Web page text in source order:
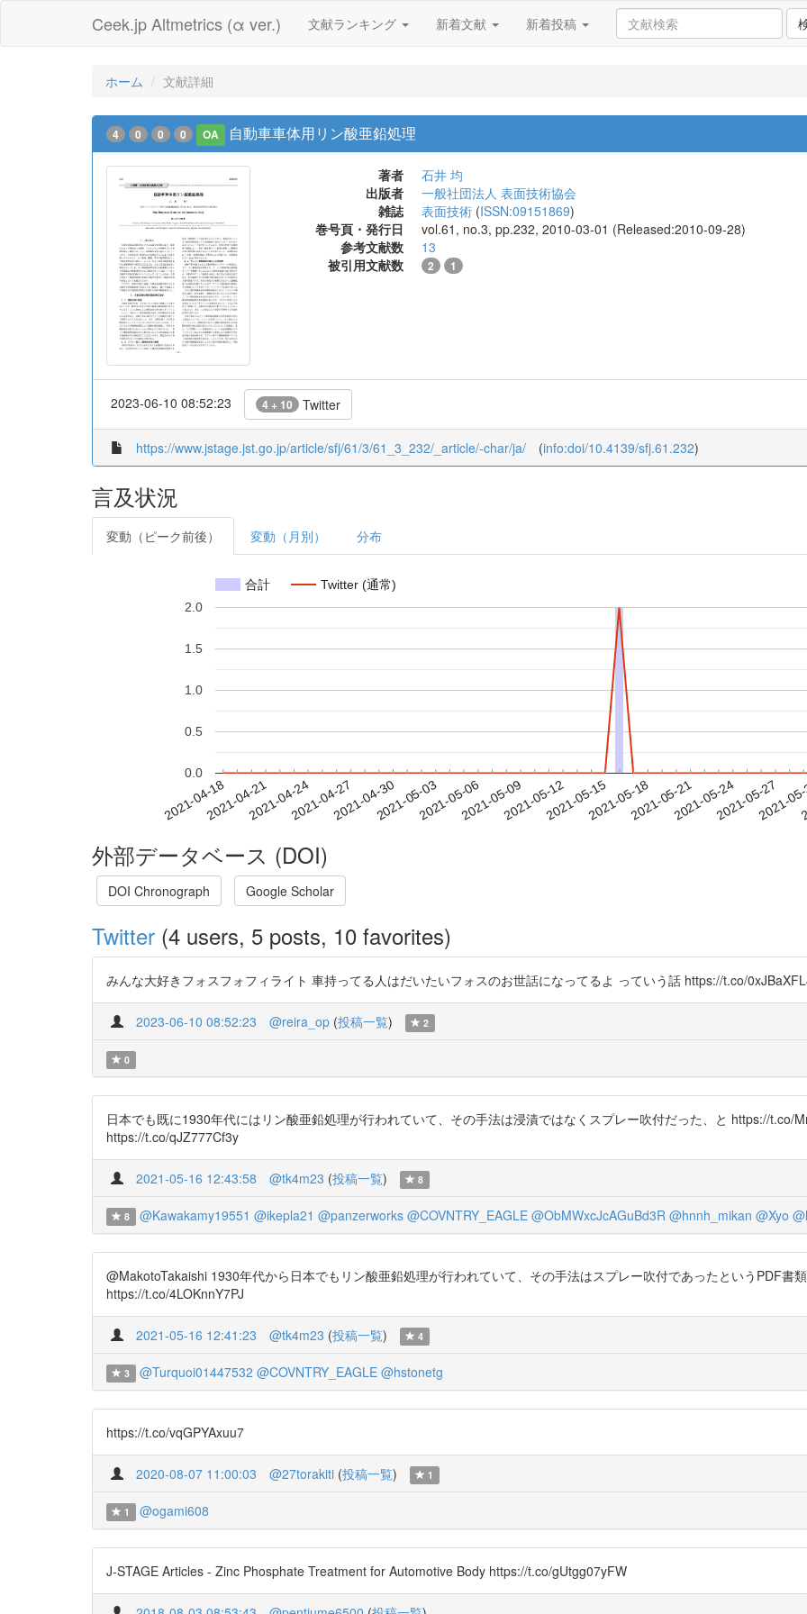
Ceek.jp Altmetrics (α ver.) 文献ランキング 新着文献 新着投稿
ホーム 文献詳細
4 0 0 0 OA 自動車車体用リン酸亜鉛処理
著者
石井 均
出版者
一般社団法人 表面技術協会
雑誌
表面技術 (ISSN:09151869)
巻号頁・発行日
vol.61, no.3, pp.232, 2010-03-01 (Released:2010-09-28)
参考文献数
13
被引用文献数
2 1
2023-06-10 08:52:23 4 + 10 Twitter
https://www.jstage.jst.go.jp/article/sfj/61/3/61_3_232/_article/-char/ja/ (info:doi/10.4139/sfj.61.232)
言及状況
変動（ピーク前後） 変動（月別） 分布
合計 Twitter (通常)
2021-04-182021-04-212021-04-242021-04-272021-04-302021-05-032021-05-062021-05-092021-05-122021-05-152021-05-182021-05-212021-05-242021-05-27
2021-
0.0
0.5
1.0
1.5
2.0
外部データベース (DOI)
DOI Chronograph Google Scholar
Twitter (4 users, 5 posts, 10 favorites)
みんな大好きフォスフォフィライト 車持ってる人はだいたいフォスのお世話になってるよ っていう話 https://t.co/
2023-06-10 08:52:23 @reira_op (投稿一覧) 2
0
日本でも既に1930年代にはリン酸亜鉛処理が行われていて、その手法は浸漬ではなくスプレー吹付だった、と https://t.co/
https://t.co/qJZ777Cf3y
2021-05-16 12:43:58 @tk4m23 (投稿一覧) 8
8 @Kawakamy19551 @ikepla21 @panzerworks @COVNTRY_EAGLE @ObMWxcJcAGuBd3R @hnnh_mikan @Xyo
@MakotoTakaishi 1930年代から日本でもリン酸亜鉛処理が行われていて、その手法はスプレー吹付であったというPDF書
https://t.co/4LOKnnY7PJ
2021-05-16 12:41:23 @tk4m23 (投稿一覧) 4
3 @Turquoi01447532 @COVNTRY_EAGLE @hstonetg
https://t.co/vqGPYAxuu7
2020-08-07 11:00:03 @27torakiti (投稿一覧) 1
1 @ogami608
J-STAGE Articles - Zinc Phosphate Treatment for Automotive Body https://t.co/gUtgg07yFW